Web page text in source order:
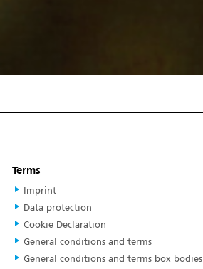
Terms
Imprint
Data protection
Cookie Declaration
General conditions and terms
General conditions and terms box bodies